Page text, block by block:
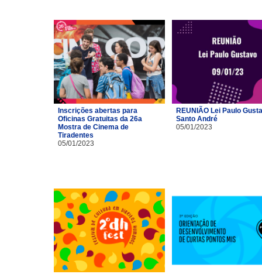
Inscrições abertas para
Oficinas Gratuitas da 26a
Mostra de Cinema de
Tiradentes
05/01/2023
REUNIÃO Lei Paulo
Santo André
05/01/2023